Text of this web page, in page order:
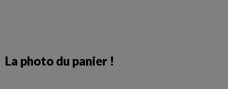
La photo du panier !